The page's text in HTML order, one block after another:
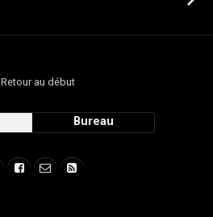
Retour au début
Bureau